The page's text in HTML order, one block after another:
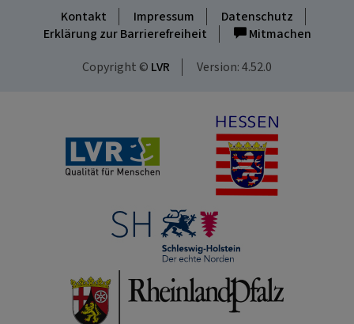
Kontakt Impressum
Datenschutz
Erklärung zur Barrierefreiheit
Mitmachen
Copyright © LVR Version: 4.52.0